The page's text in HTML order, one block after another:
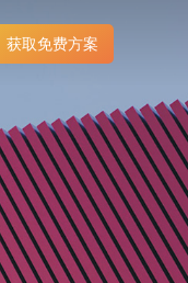
站建设
设备网站
求
获取免费方案